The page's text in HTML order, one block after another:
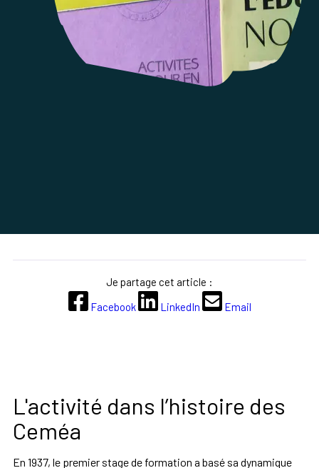
L'activité dans l’histoire des
Ceméa
En 1937, le premier stage de formation a basé sa dynamique
Je partage cet article :
Facebook
LinkedIn Email